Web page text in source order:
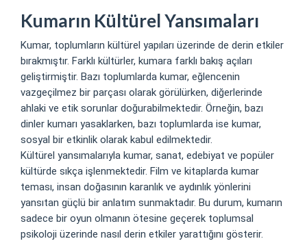
Kumarın Kültürel Yansımaları
Kumar, toplumların kültürel yapıları üzerinde de derin etkiler
bırakmıştır. Farklı kültürler, kumara farklı bakış açıları
geliştirmiştir. Bazı toplumlarda kumar, eğlencenin
vazgeçilmez bir parçası olarak görülürken, diğerlerinde
ahlaki ve etik sorunlar doğurabilmektedir. Örneğin, bazı
dinler kumarı yasaklarken, bazı toplumlarda ise kumar,
sosyal bir etkinlik olarak kabul edilmektedir.
Kültürel yansımalarıyla kumar, sanat, edebiyat ve popüler
kültürde sıkça işlenmektedir. Film ve kitaplarda kumar
teması, insan doğasının karanlık ve aydınlık yönlerini
yansıtan güçlü bir anlatım sunmaktadır. Bu durum, kumarın
sadece bir oyun olmanın ötesine geçerek toplumsal
psikoloji üzerinde nasıl derin etkiler yarattığını gösterir.